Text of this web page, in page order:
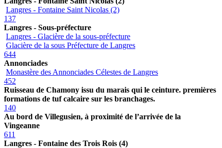
Langres - Fontaine Saint Nicolas (2)
137
Langres - Sous-préfecture
Langres - Glacière de la sous-préfecture
Glacière de la sous Préfecture de Langres
644
Annonciades
Monastère des Annonciades Célestes de Langres
452
Ruisseau de Chamony issu du marais qui le ceinture. premières
formations de tuf calcaire sur les branchages.
140
Au bord de Villegusien, à proximité de l’arrivée de la
Vingeanne
611
Langres - Fontaine des Trois Rois (4)